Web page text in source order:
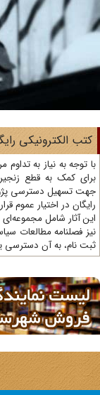
الکترونیکی
کمک به قطع
تسهیل دسترسی
در اختیار عموم قرار
آثار شامل مجموعه‌ای
فصلنامه مطالعات
نام، به آن دسترسی